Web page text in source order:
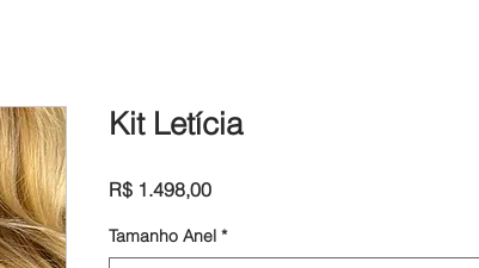
Kit Letícia
R$ 1.498,00Preço
Tamanho Anel *